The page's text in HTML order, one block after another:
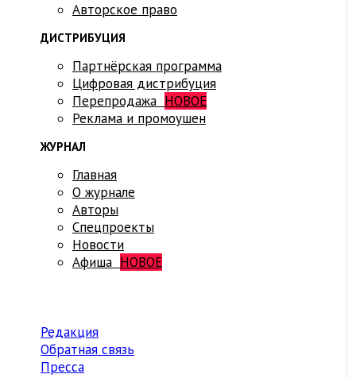
Авторское право
ДИСТРИБУЦИЯ
Партнёрская программа
Цифровая дистрибуция
Перепродажа НОВОЕ
Реклама и промоушен
ЖУРНАЛ
Главная
О журнале
Авторы
Спецпроекты
Новости
Афиша НОВОЕ
Редакция
Обратная связь
Пресса